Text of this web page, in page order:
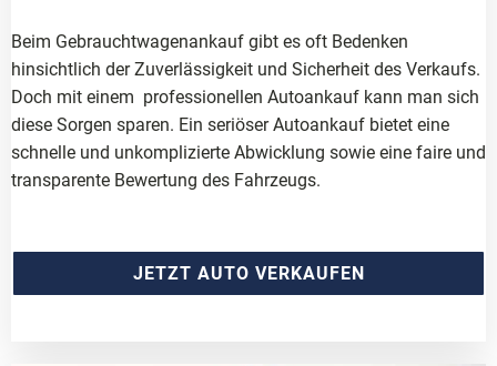
Beim Gebrauchtwagenankauf gibt es oft Bedenken
hinsichtlich der Zuverlässigkeit und Sicherheit des Verkaufs.
Doch mit einem professionellen Autoankauf kann man sich
diese Sorgen sparen. Ein seriöser Autoankauf bietet eine
schnelle und unkomplizierte Abwicklung sowie eine faire und
transparente Bewertung des Fahrzeugs.
JETZT AUTO VERKAUFEN